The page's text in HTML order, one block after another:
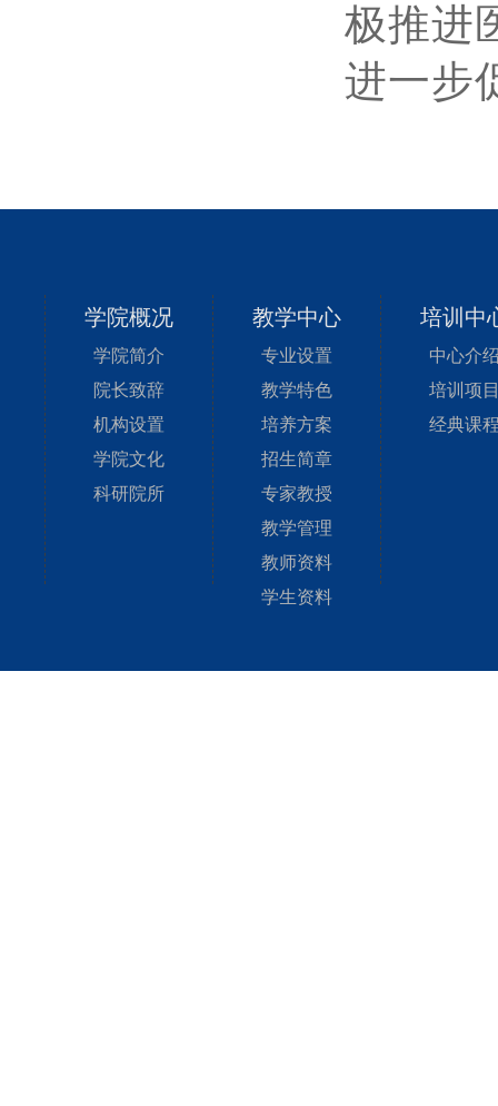
极推进
进一步
学院概况
学院简介
院长致辞
机构设置
学院文化
科研院所
教学中心
专业设置
教学特色
培养方案
招生简章
专家教授
教学管理
教师资料
学生资料
培训中
中心介
培训项
经典课